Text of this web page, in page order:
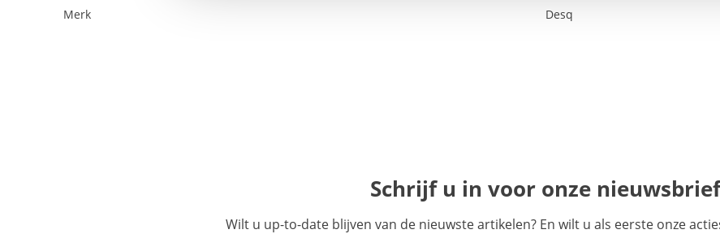
Merk Desq
Schrijf u in voor onze nieuwsbrief
Wilt u up-to-date blijven van de nieuwste artikelen? En wilt u als eerste onze